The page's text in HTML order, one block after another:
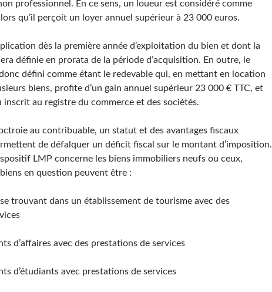
professionnel. En ce sens, un loueur est considéré comme
qu’il perçoit un loyer annuel supérieur à 23 000 euros.
dès la première année d’exploitation du bien et dont la
définie en prorata de la période d’acquisition. En outre, le
défini comme étant le redevable qui, en mettant en location
biens, profite d’un gain annuel supérieur 23 000 € TTC, et
au registre du commerce et des sociétés.
au contribuable, un statut et des avantages fiscaux
de défalquer un déficit fiscal sur le montant d’imposition.
LMP concerne les biens immobiliers neufs ou ceux,
en question peuvent être :
trouvant dans un établissement de tourisme avec des
d’affaires avec des prestations de services
d’étudiants avec prestations de services